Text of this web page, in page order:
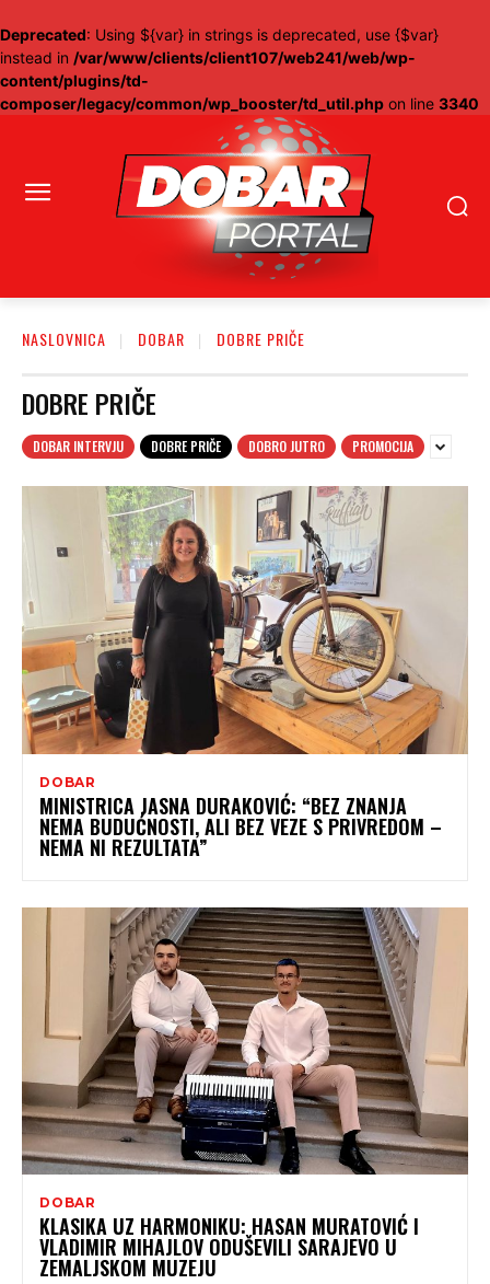
Deprecated: Using ${var} in strings is deprecated, use {$var}
instead in /var/www/clients/client107/web241/web/wp-
content/plugins/td-
composer/legacy/common/wp_booster/td_util.php on line 3340
NASLOVNICA DOBAR DOBRE PRIČE
DOBRE PRIČE
DOBAR INTERVJU DOBRE PRIČE DOBRO JUTRO PROMOCIJA
DOBAR
MINISTRICA JASNA DURAKOVIĆ: “BEZ ZNANJA
NEMA BUDUĆNOSTI, ALI BEZ VEZE S PRIVREDOM –
NEMA NI REZULTATA”
DOBAR
KLASIKA UZ HARMONIKU: HASAN MURATOVIĆ I
VLADIMIR MIHAJLOV ODUŠEVILI SARAJEVO U
ZEMALJSKOM MUZEJU